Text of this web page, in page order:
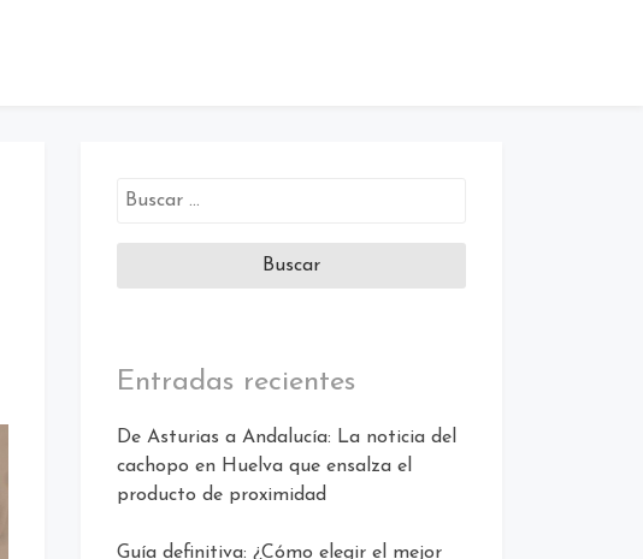
Buscar:
Entradas recientes
De Asturias a Andalucía: La noticia del
cachopo en Huelva que ensalza el
producto de proximidad
Guía definitiva: ¿Cómo elegir el mejor